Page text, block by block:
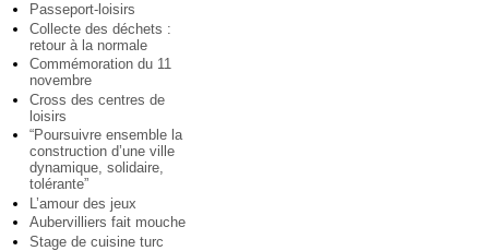
Passeport-loisirs
Collecte des déchets :
retour à la normale
Commémoration du 11
novembre
Cross des centres de
loisirs
“Poursuivre ensemble la
construction d’une ville
dynamique, solidaire,
tolérante”
L’amour des jeux
Aubervilliers fait mouche
Stage de cuisine turc